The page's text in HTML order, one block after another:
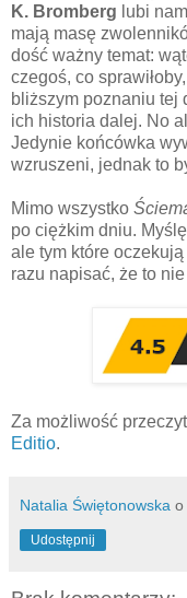
K. Bromberg lubi
mają masę
dość ważny temat:
czegoś, co
bliższym poznaniu tej
ich historia dalej. No
Jedynie końcówka
wzruszeni, jednak to
Mimo wszystko
po ciężkim dniu.
ale tym które
razu napisać, że to
Za możliwość
Editio.
Natalia Świętonowska o
Udostępnij